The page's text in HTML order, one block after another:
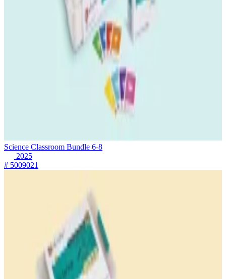
Science Classroom Bundle 6-8
2025
# 5009021